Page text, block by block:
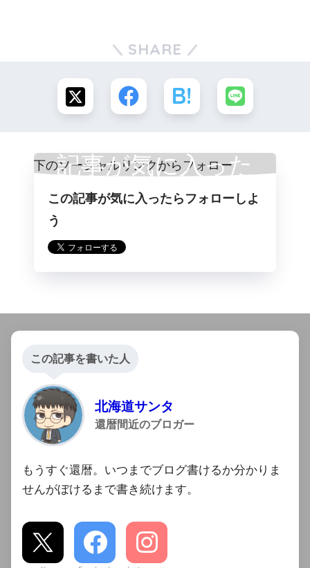
SHARE
記事が気に入った
らフォロー
この記事が気に入ったらフォローしよ
う
この記事を書いた人
北海道サンタ
還暦間近のブロガー
もうすぐ還暦。いつまでブログ書けるか分かりま
せんがぼけるまで書き続けます。